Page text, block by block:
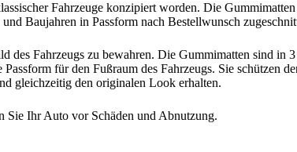
Fahrzeuge konzipiert worden. Die
Baujahren in Passform nach Bestellwunsch
des Fahrzeugs zu bewahren. Die Gummimatten sind in
für den Fußraum des Fahrzeugs. Sie schützen
gleichzeitig den originalen Look erhalten.
Sie Ihr Auto vor Schäden und Abnutzung.